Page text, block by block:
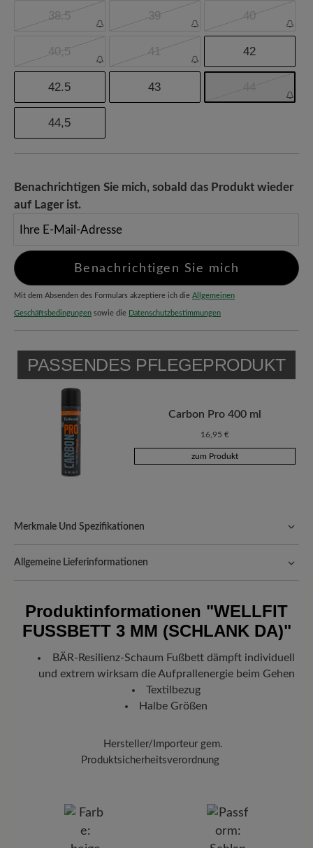
38.5 39 40
40,5 41 42
42.5 43
44,5
Benachrichtigen Sie mich, sobald das Produkt wieder
auf Lager ist.
Benachrichtigen Sie mich
Mit dem Absenden des Formulars akzeptiere ich die Allgemeinen
Geschäftsbedingungen sowie die Datenschutzbestimmungen
PASSENDES PFLEGEPRODUKT
Carbon Pro 400 ml
16,95 €
zum Produkt
Merkmale Und Spezifikationen
Allgemeine Lieferinformationen
hinzugefügt – unabhängig vom Bestellwert.
Freuen Sie sich auf Ihr Paket!Sobald Ihre Bestellung unser Lager in
Mit der beigefügten Sendungsnummer können Sie genau
nachverfolgen, wo sich Ihr neues BÄR Lieblingsstück gerade
Produktinformationen "WELLFIT
FUSSBETT 3 MM (SCHLANK DA)"
BÄR-Resilienz-Schaum Fußbett dämpft individuell
und extrem wirksam die Aufprallenergie beim Gehen
Textilbezug
Halbe Größen
Hersteller/Importeur gem.
Produktsicherheitsverordnung
Pleidelsheimer Str. 15/1, 74321 Bietigheim-Bissingen,
E-mail:
kundenbetreuung@baer-schuhe.de